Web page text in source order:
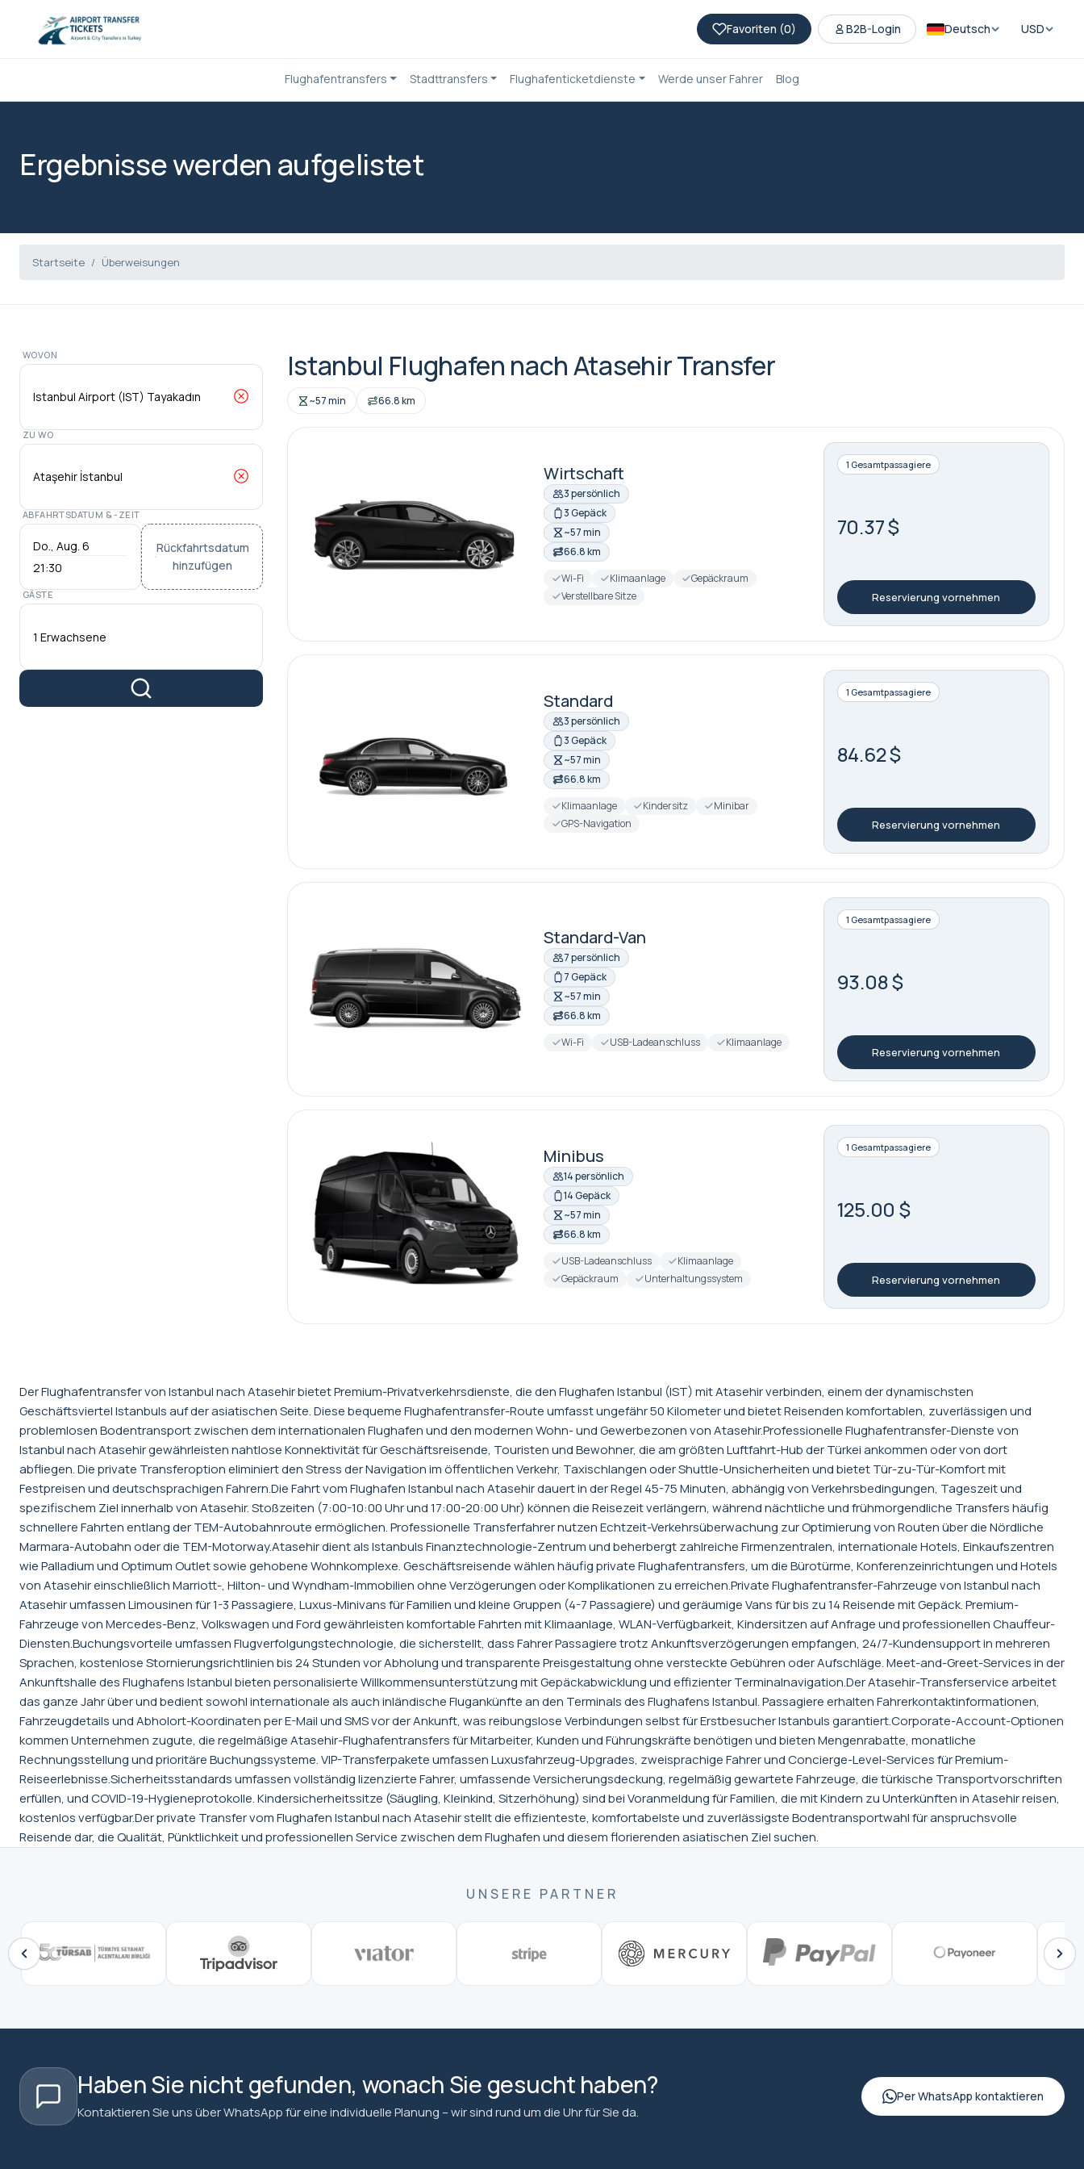
Favoriten (0) B2B-Login Deutsch USD
Flughafentransfers Stadttransfers Flughafenticketdienste Werde unser Fahrer Blog
Ergebnisse werden aufgelistet
Startseite Überweisungen
WOVON
ZU WO
ABFAHRTSDATUM & -ZEIT
21:30
Rückfahrtsdatum
hinzufügen
GÄSTE
1 Erwachsene
Istanbul Flughafen nach Atasehir Transfer
~57 min 66.8 km
Wirtschaft
3 persönlich
3 Gepäck
~57 min
66.8 km
Wi-Fi
Klimaanlage
Gepäckraum
Verstellbare Sitze
1 Gesamtpassagiere
70.37 $
Reservierung vornehmen
Standard
3 persönlich
3 Gepäck
~57 min
66.8 km
Klimaanlage
Kindersitz
Minibar
GPS-Navigation
1 Gesamtpassagiere
84.62 $
Reservierung vornehmen
Standard-Van
7 persönlich
7 Gepäck
~57 min
66.8 km
Wi-Fi
USB-Ladeanschluss Klimaanlage
1 Gesamtpassagiere
93.08 $
Reservierung vornehmen
Minibus
14 persönlich
14 Gepäck
~57 min
66.8 km
USB-Ladeanschluss
Klimaanlage
Gepäckraum
Unterhaltungssystem
1 Gesamtpassagiere
125.00 $
Reservierung vornehmen
Der Flughafentransfer von Istanbul nach Atasehir bietet Premium-Privatverkehrsdienste, die den Flughafen Istanbul (IST) mit Atasehir verbinden, einem der dynamischsten
Geschäftsviertel Istanbuls auf der asiatischen Seite. Diese bequeme Flughafentransfer-Route umfasst ungefähr 50 Kilometer und bietet Reisenden komfortablen, zuverlässigen und
problemlosen Bodentransport zwischen dem internationalen Flughafen und den modernen Wohn- und Gewerbezonen von Atasehir.Professionelle Flughafentransfer-Dienste von
Istanbul nach Atasehir gewährleisten nahtlose Konnektivität für Geschäftsreisende, Touristen und Bewohner, die am größten Luftfahrt-Hub der Türkei ankommen oder von dort
abfliegen. Die private Transferoption eliminiert den Stress der Navigation im öffentlichen Verkehr, Taxischlangen oder Shuttle-Unsicherheiten und bietet Tür-zu-Tür-Komfort mit
Festpreisen und deutschsprachigen Fahrern.Die Fahrt vom Flughafen Istanbul nach Atasehir dauert in der Regel 45-75 Minuten, abhängig von Verkehrsbedingungen, Tageszeit und
spezifischem Ziel innerhalb von Atasehir. Stoßzeiten (7:00-10:00 Uhr und 17:00-20:00 Uhr) können die Reisezeit verlängern, während nächtliche und frühmorgendliche Transfers häufig
schnellere Fahrten entlang der TEM-Autobahnroute ermöglichen. Professionelle Transferfahrer nutzen Echtzeit-Verkehrsüberwachung zur Optimierung von Routen über die Nördliche
Marmara-Autobahn oder die TEM-Motorway.Atasehir dient als Istanbuls Finanztechnologie-Zentrum und beherbergt zahlreiche Firmenzentralen, internationale Hotels, Einkaufszentren
wie Palladium und Optimum Outlet sowie gehobene Wohnkomplexe. Geschäftsreisende wählen häufig private Flughafentransfers, um die Bürotürme, Konferenzeinrichtungen und Hotels
von Atasehir einschließlich Marriott-, Hilton- und Wyndham-Immobilien ohne Verzögerungen oder Komplikationen zu erreichen.Private Flughafentransfer-Fahrzeuge von Istanbul nach
Atasehir umfassen Limousinen für 1-3 Passagiere, Luxus-Minivans für Familien und kleine Gruppen (4-7 Passagiere) und geräumige Vans für bis zu 14 Reisende mit Gepäck. Premium-
Fahrzeuge von Mercedes-Benz, Volkswagen und Ford gewährleisten komfortable Fahrten mit Klimaanlage, WLAN-Verfügbarkeit, Kindersitzen auf Anfrage und professionellen Chauffeur-
Diensten.Buchungsvorteile umfassen Flugverfolgungstechnologie, die sicherstellt, dass Fahrer Passagiere trotz Ankunftsverzögerungen empfangen, 24/7-Kundensupport in mehreren
Sprachen, kostenlose Stornierungsrichtlinien bis 24 Stunden vor Abholung und transparente Preisgestaltung ohne versteckte Gebühren oder Aufschläge. Meet-and-Greet-Services in der
Ankunftshalle des Flughafens Istanbul bieten personalisierte Willkommensunterstützung mit Gepäckabwicklung und effizienter Terminalnavigation.Der Atasehir-Transferservice arbeitet
das ganze Jahr über und bedient sowohl internationale als auch inländische Flugankünfte an den Terminals des Flughafens Istanbul. Passagiere erhalten Fahrerkontaktinformationen,
Fahrzeugdetails und Abholort-Koordinaten per E-Mail und SMS vor der Ankunft, was reibungslose Verbindungen selbst für Erstbesucher Istanbuls garantiert.Corporate-Account-Optionen
kommen Unternehmen zugute, die regelmäßige Atasehir-Flughafentransfers für Mitarbeiter, Kunden und Führungskräfte benötigen und bieten Mengenrabatte, monatliche
Rechnungsstellung und prioritäre Buchungssysteme. VIP-Transferpakete umfassen Luxusfahrzeug-Upgrades, zweisprachige Fahrer und Concierge-Level-Services für Premium-
Reiseerlebnisse.Sicherheitsstandards umfassen vollständig lizenzierte Fahrer, umfassende Versicherungsdeckung, regelmäßig gewartete Fahrzeuge, die türkische Transportvorschriften
erfüllen, und COVID-19-Hygieneprotokolle. Kindersicherheitssitze (Säugling, Kleinkind, Sitzerhöhung) sind bei Voranmeldung für Familien, die mit Kindern zu Unterkünften in Atasehir reisen,
kostenlos verfügbar.Der private Transfer vom Flughafen Istanbul nach Atasehir stellt die effizienteste, komfortabelste und zuverlässigste Bodentransportwahl für anspruchsvolle
Reisende dar, die Qualität, Pünktlichkeit und professionellen Service zwischen dem Flughafen und diesem florierenden asiatischen Ziel suchen.
UNSERE PARTNER
Haben Sie nicht gefunden, wonach Sie gesucht haben?
Kontaktieren Sie uns über WhatsApp für eine individuelle Planung – wir sind rund um die Uhr für Sie da.
Per WhatsApp kontaktieren